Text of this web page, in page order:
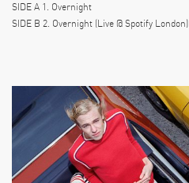
SIDE A 1. Overnight
SIDE B 2. Overnight (Live @ Spotify London)